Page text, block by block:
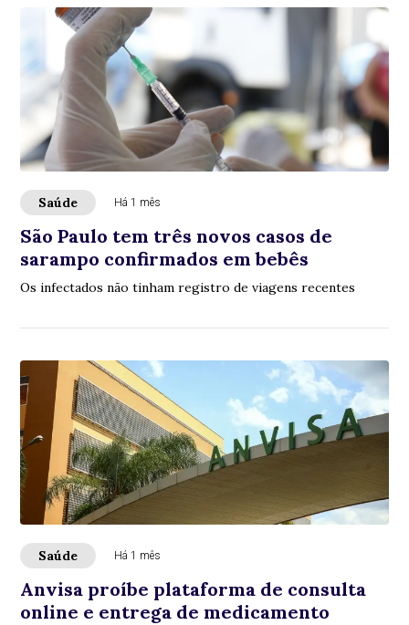
Saúde Há 1 mês
São Paulo tem três novos casos de
sarampo confirmados em bebês
Os infectados não tinham registro de viagens recentes
Saúde Há 1 mês
Anvisa proíbe plataforma de consulta
online e entrega de medicamento